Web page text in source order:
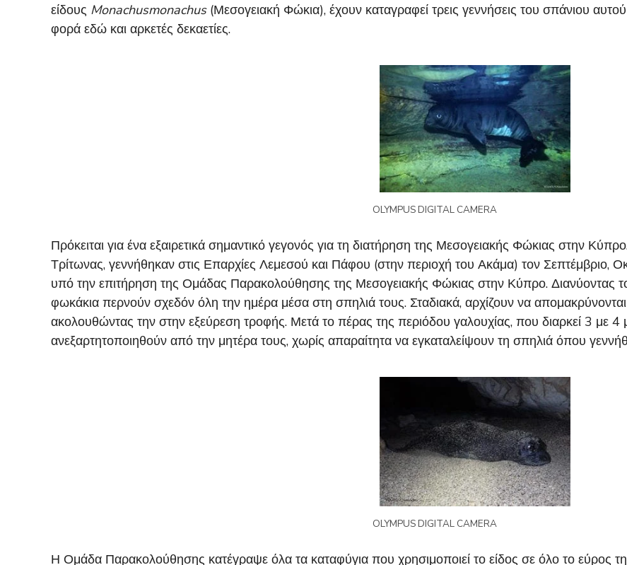
είδους Monachusmonachus(Μεσογειακή Φώκια), έχουν καταγραφεί τρεις γεννήσεις του σπάνιου
φορά εδώ και αρκετές δεκαετίες.
OLYMPUS DIGITAL CAMERA
Πρόκειται για ένα εξαιρετικά σημαντικό γεγονός για τη διατήρηση της Μεσογειακής Φώκιας στην
Τρίτωνας, γεννήθηκαν στις Επαρχίες Λεμεσού και Πάφου (στην περιοχή του Ακάμα) τον Σεπτέμβριο,
υπό την επιτήρηση της Ομάδας Παρακολούθησης της Μεσογειακής Φώκιας στην Κύπρο. Διανύοντας
φωκάκια περνούν σχεδόν όλη την ημέρα μέσα στη σπηλιά τους. Σταδιακά, αρχίζουν να
ακολουθώντας την στην εξεύρεση τροφής. Μετά το πέρας της περιόδου γαλουχίας, που διαρκεί 3 με
ανεξαρτητοποιηθούν από την μητέρα τους, χωρίς απαραίτητα να εγκαταλείψουν τη σπηλιά όπου
OLYMPUS DIGITAL CAMERA
Η Ομάδα Παρακολούθησης κατέγραψε όλα τα καταφύγια που χρησιμοποιεί το είδος σε όλο το εύρος